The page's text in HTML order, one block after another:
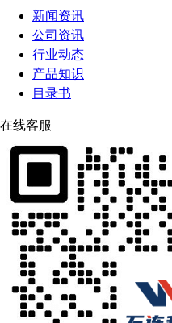
新闻资讯
公司资讯
行业动态
产品知识
目录书
在线客服